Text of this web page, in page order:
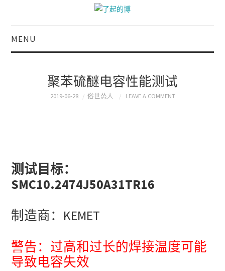
MENU
聚苯硫醚电容性能测试
2019-06-28 俗世怂人 LEAVE A COMMENT
测试目标：
SMC10.2474J50A31TR16
制造商：KEMET
警告：过高和过长的焊接温度可能
导致电容失效